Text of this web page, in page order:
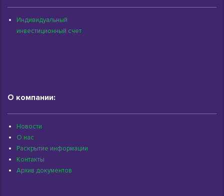
Индивидуальный
инвестиционный счет
О компании:
Новости
О нас
Раскрытие информации
Контакты
Архив документов